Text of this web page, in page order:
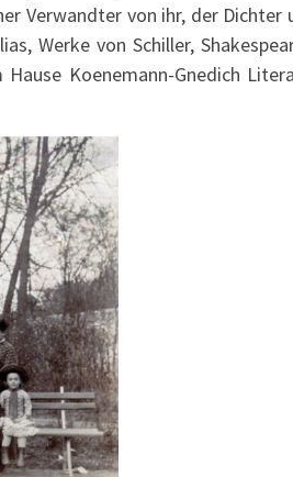
Verwandter von ihr, der Dichter
Werke von Schiller,
Koenemann-Gnedich